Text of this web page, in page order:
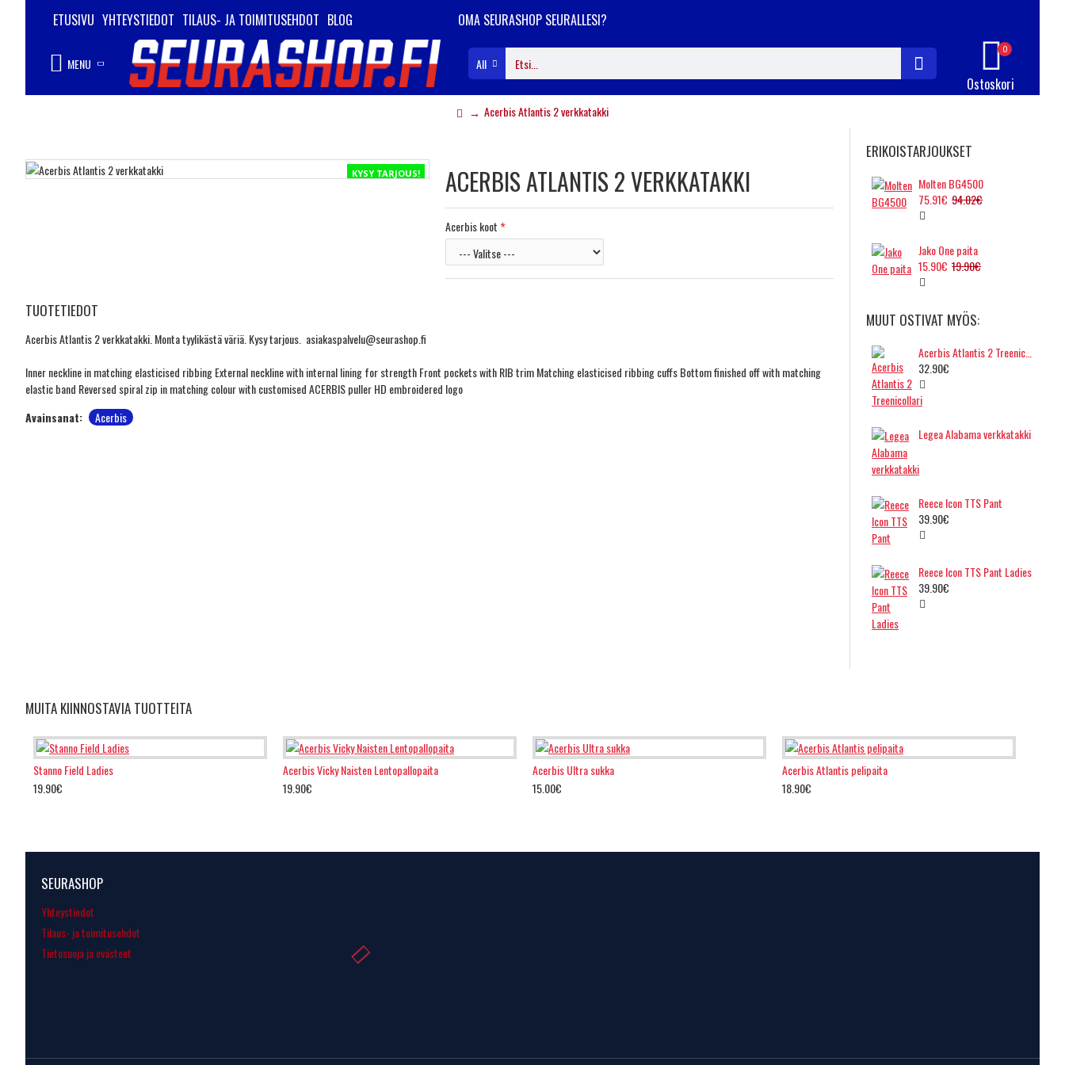
ETUSIVU YHTEYSTIEDOT TILAUS- JA TOIMITUSEHDOT BLOG OMA SEURASHOP SEURALLESI?
MENU All
Ostoskori
0
Acerbis Atlantis 2 verkkatakki
KYSY TARJOUS! ACERBIS ATLANTIS 2 VERKKATAKKI
Acerbis koot
TUOTETIEDOT
Acerbis Atlantis 2 verkkatakki. Monta tyylikästä väriä. Kysy tarjous. asiakaspalvelu@seurashop.fi
Inner neckline in matching elasticised ribbing External neckline with internal lining for strength Front pockets with RIB trim Matching elasticised ribbing cuffs Bottom finished off with matching
elastic band Reversed spiral zip in matching colour with customised ACERBIS puller HD embroidered logo
Avainsanat:
Acerbis
ERIKOISTARJOUKSET
Molten BG4500
75.91€ 94.02€
Jako One paita
15.90€ 19.90€
MUUT OSTIVAT MYÖS:
32.90€
Legea Alabama verkkatakki
Reece Icon TTS Pant
39.90€
Reece Icon TTS Pant Ladies
39.90€
MUITA KIINNOSTAVIA TUOTTEITA
Stanno Field Ladies
19.90€
Acerbis Vicky Naisten Lentopallopaita
19.90€
Acerbis Ultra sukka
15.00€
Acerbis Atlantis pelipaita
18.90€
SEURASHOP
Yhteystiedot
Tilaus- ja toimitusehdot
Tietosuoja ja evästeet